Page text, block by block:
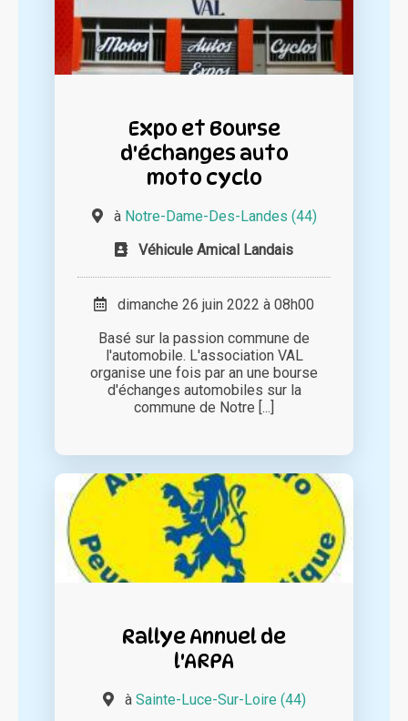
Expo et Bourse
d'échanges auto
moto cyclo
à Notre-Dame-Des-Landes (44)
Véhicule Amical Landais
dimanche 26 juin 2022 à 08h00
Basé sur la passion commune de
l'automobile. L'association VAL
organise une fois par an une bourse
d'échanges automobiles sur la
commune de Notre [...]
Rallye Annuel de
l'ARPA
à Sainte-Luce-Sur-Loire (44)